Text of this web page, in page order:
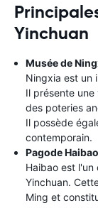
Yinchuan
Musée de
Ningxia est un
Il présente
des poteries
Il possède
contemporain.
Pagode
Haibao est l'un
Yinchuan.
Ming et